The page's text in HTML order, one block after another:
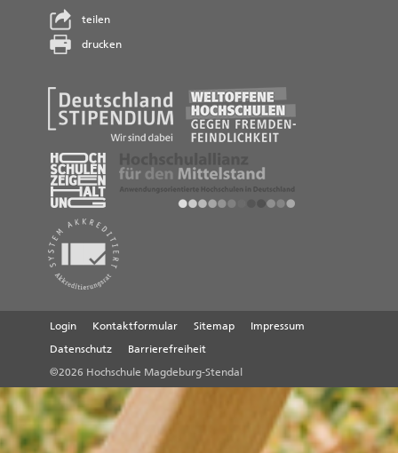
teilen
drucken
Login Kontaktformular Sitemap
Impressum
Datenschutz
Barrierefreiheit
©2026 Hochschule Magdeburg-Stendal